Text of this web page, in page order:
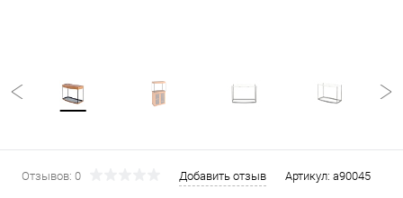
Отзывов: 0 Добавить отзыв Артикул: a90045